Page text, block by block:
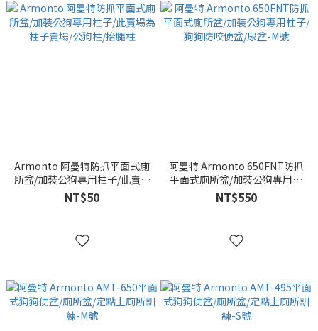
Armonto 阿曼特防抓平面式廁
所盆/加裝公狗專用柱子/此賣場
為柱子賣場/公狗柱/抬腿柱
NT$50
阿曼特 Armonto 650FNT防抓
平面式廁所盆/加裝公狗專用柱
子/狗狗防咬便盆/尿盆-M號
NT$550